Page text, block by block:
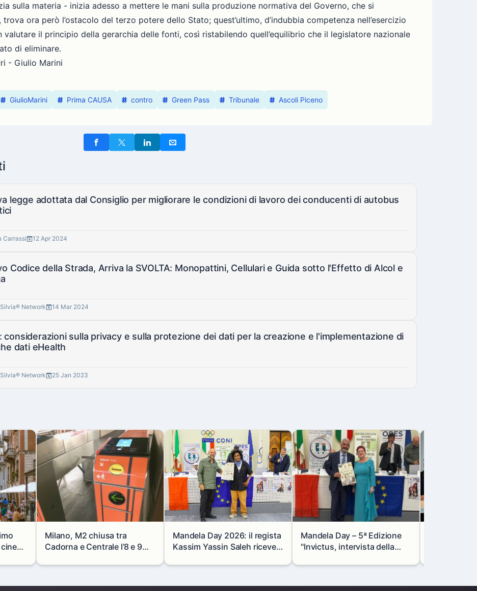
sulla materia - inizia adesso a mettere le mani sulla produzione normativa del Governo, che si
ora però l’ostacolo del terzo potere dello Stato; quest’ultimo, d’indubbia competenza nell’esercizio
il principio della gerarchia delle fonti, così ristabilendo quell’equilibrio che il legislatore nazionale
di eliminare.
- Giulio Marini
GiulioMarini Prima CAUSA contro Green Pass Tribunale Ascoli Piceno
legge adottata dal Consiglio per migliorare le condizioni di lavoro dei conducenti di autobus
Carrassi 12 Apr 2024
Codice della Strada, Arriva la SVOLTA: Monopattini, Cellulari e Guida sotto l'Effetto di Alcol e
Network 14 Mar 2024
considerazioni sulla privacy e sulla protezione dei dati per la creazione e l'implementazione di
dati eHealth
Network 25 Jan 2023
Milano, M2 chiusa tra
Cadorna e Centrale l’8 e 9
alternative
Mandela Day 2026: il regista
Kassim Yassin Saleh riceve il
Mandela Day – 5ª Edizione
"Invictus, intervista della
Giovanni dell'AISM